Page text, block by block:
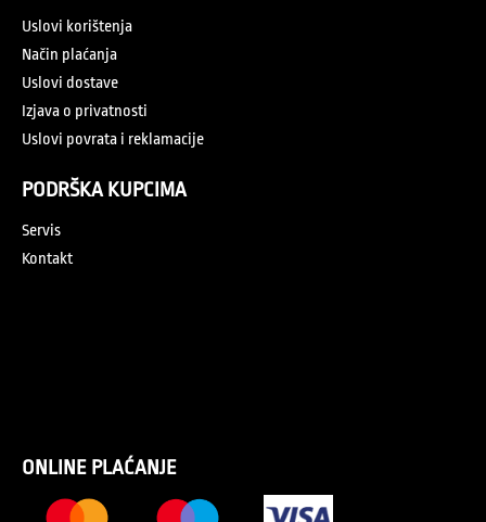
Uslovi korištenja
Način plaćanja
Uslovi dostave
Izjava o privatnosti
Uslovi povrata i reklamacije
PODRŠKA KUPCIMA
Servis
Kontakt
ONLINE PLAĆANJE